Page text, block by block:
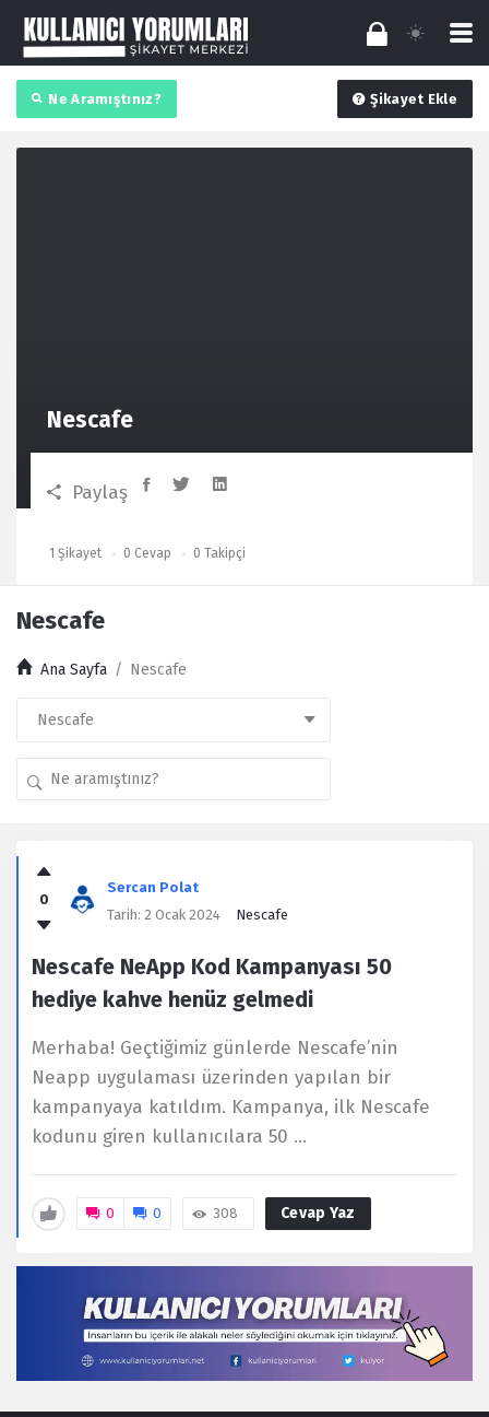
Ne Aramıştınız? Şikayet Ekle
Nescafe
Paylaş
0 Takipçi
0 Cevap
1 Şikayet
Nescafe
Ana Sayfa / Nescafe
Kullanıcı
Yorumları
Latest
0
Sercan Polat
Tarih: 2 Ocak 2024 Nescafe
Nescafe NeApp Kod Kampanyası 50
hediye kahve henüz gelmedi
Merhaba! Geçtiğimiz günlerde Nescafe’nin
Neapp uygulaması üzerinden yapılan bir
kampanyaya katıldım. Kampanya, ilk Nescafe
kodunu giren kullanıcılara 50 ...
0 0 308 Cevap Yaz